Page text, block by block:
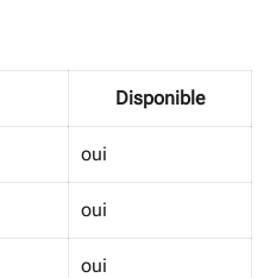
Disponible
oui
oui
oui